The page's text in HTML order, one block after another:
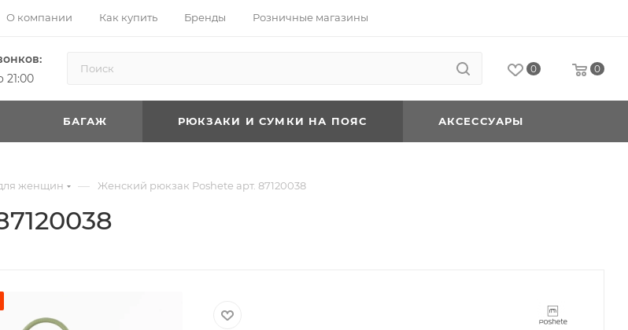
О компании Как купить Бренды Розничные магазины
21:00
0 0
БАГАЖ РЮКЗАКИ И СУМКИ НА ПОЯС АКСЕССУАРЫ
женщин — Женский рюкзак Poshete арт. 87120038